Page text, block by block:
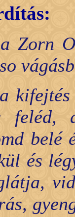
Zorn
feléd,
belé
és